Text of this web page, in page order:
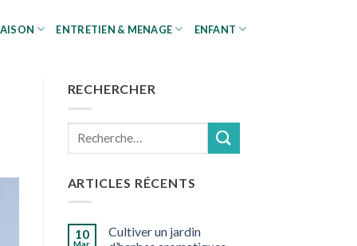
ENTRETIEN & MENAGE ENFANT
RECHERCHER
Recherche
ARTICLES RÉCENTS
10
Cultiver un jardin